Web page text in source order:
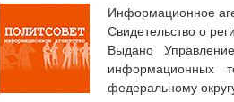
Информационное
Свидетельство о
Выдано
информационных
федеральному